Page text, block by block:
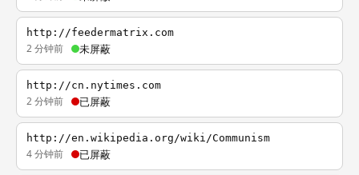
http://feedermatrix.com
2 分钟前 未屏蔽
http://cn.nytimes.com
2 分钟前 已屏蔽
http://en.wikipedia.org/wiki/Communism
4 分钟前 已屏蔽